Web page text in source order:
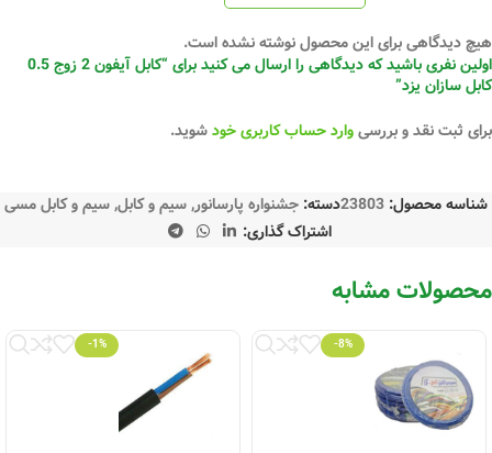
هیچ دیدگاهی برای این محصول نوشته نشده است.
اولین نفری باشید که دیدگاهی را ارسال می کنید برای “کابل آیفون 2 زوج 0.5
کابل سازان یزد”
برای ثبت نقد و بررسیوارد حساب کاربری خودشوید.
شناسه محصول: 23803دسته: جشنواره پارسانور,سیم و کابل,سیم و کابل مسی
اشتراک گذاری:
محصولات مشابه
-8%
-1%